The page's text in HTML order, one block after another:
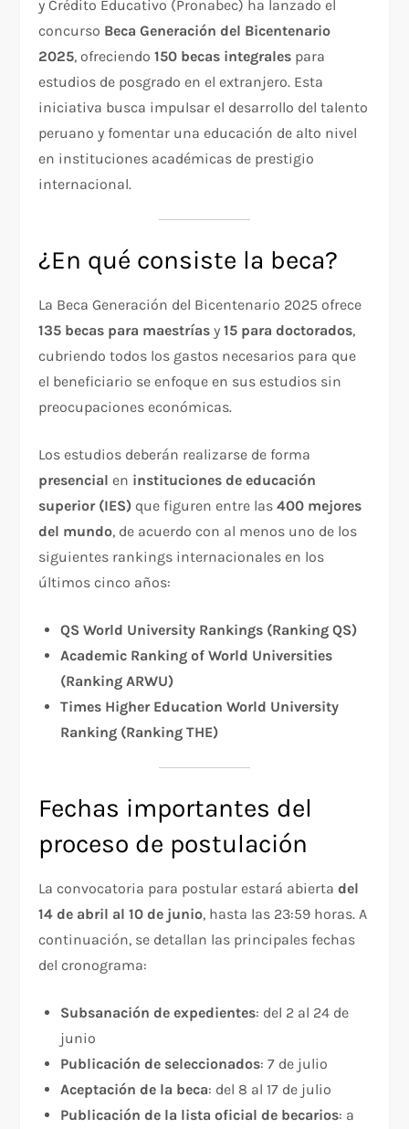
y Crédito Educativo (Pronabec) ha lanzado el
concurso Beca Generación del Bicentenario
2025, ofreciendo150 becas integrales para
estudios de posgrado en el extranjero. Esta
iniciativa busca impulsar el desarrollo del talento
peruano y fomentar una educación de alto nivel
en instituciones académicas de prestigio
internacional.
¿En qué consiste la beca?
La Beca Generación del Bicentenario 2025 ofrece
135 becas para maestrías y15 para doctorados,
cubriendo todos los gastos necesarios para que
el beneficiario se enfoque en sus estudios sin
preocupaciones económicas.
Los estudios deberán realizarse de forma
presencial en instituciones de educación
superior (IES) que figuren entre las400 mejores
del mundo, de acuerdo con al menos uno de los
siguientes rankings internacionales en los
últimos cinco años:
QS World University Rankings (Ranking QS)
Academic Ranking of World Universities
(Ranking ARWU)
Times Higher Education World University
Ranking (Ranking THE)
Fechas importantes del
proceso de postulación
La convocatoria para postular estará abiertadel
14 de abril al 10 de junio, hasta las 23:59 horas. A
continuación, se detallan las principales fechas
del cronograma:
Subsanación de expedientes: del 2 al 24 de
junio
Publicación de seleccionados: 7 de julio
Aceptación de la beca: del 8 al 17 de julio
Publicación de la lista oficial de becarios: a